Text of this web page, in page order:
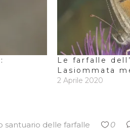
Le farfalle
Lasiommata
2 Aprile 2020
santuario delle farfalle 0